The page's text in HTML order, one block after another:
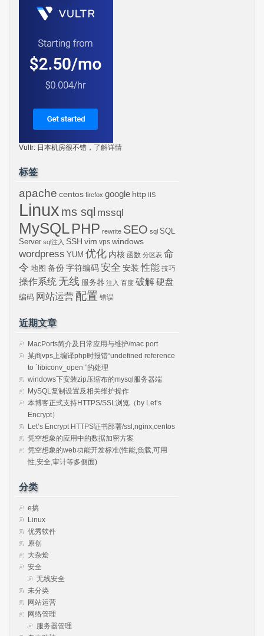
Vultr: 日本机房很不错， 了解详情
标签
apache centos firefox google http IIS
Linux ms sql mssql
MySQLPHP rewrite SEO sql SQL
Server sql注入 SSH vim vps windows
wordpress YUM 优化 内核 函数 分区表 命
令 地图 备份 字符编码 安全 安装 性能 技巧
操作系统 无线 服务器 注入 百度 破解硬盘
编码 网站运营 配置 错误
近期文章
MacPorts简介及日常应用与维护/mac port
某商vps上编译php时报错“undefined reference
to `libiconv_open’”的处理
windows下安装zip压缩布的mysql服务器端
MySQL复制设置及相关维护操作
本博客正式支持HTTPS/SSL浏览（by Let’s
Encrypt）
Let’s Encrypt HTTPS证书部署/ssl,nginx,centos
凭空想象的应用中的数据加密方案
凭空想象的web功能开发标准(性能,负载,可用
性,安全,审计等多侧面)
分类
e搞
Linux
优秀软件
原创
大杂烩
安全
无线安全
未分类
网站运营
网络管理
服务器管理